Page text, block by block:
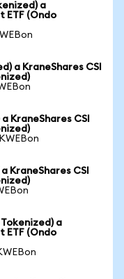
a
ETF (Ondo
a KraneShares CSI
KraneShares CSI
KraneShares CSI
a
ETF (Ondo